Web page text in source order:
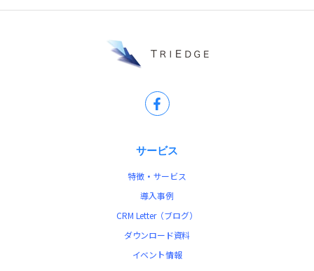
サービス
特徴・サービス
導入事例
CRM Letter（ブログ）
ダウンロード資料
イベント情報